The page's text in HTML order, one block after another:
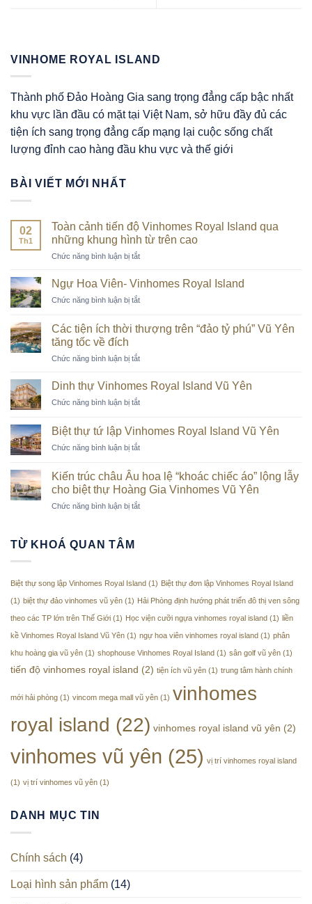
VINHOME ROYAL ISLAND
Thành phố Đảo Hoàng Gia sang trọng đẳng cấp bậc nhất
khu vực lần đầu có mặt tại Việt Nam, sở hữu đầy đủ các
tiện ích sang trọng đẳng cấp mạng lại cuộc sống chất
lượng đỉnh cao hàng đầu khu vực và thế giới
BÀI VIẾT MỚI NHẤT
02
Th1
Toàn cảnh tiến độ Vinhomes Royal Island qua
những khung hình từ trên cao
Chức năng bình luận bị tắtở
cảnh
độ
Royal
những
hình
Ngự Hoa Viên- Vinhomes Royal Island
Chức năng bình luận bị tắtở
Hoa
Viên-
Royal
Các tiện ích thời thượng trên “đảo tỷ phú” Vũ Yên
tăng tốc về đích
Chức năng bình luận bị tắtở
thời
trên
tỷ
Vũ
Yên
tốc
Dinh thự Vinhomes Royal Island Vũ Yên
Chức năng bình luận bị tắtở
thự
Vinhomes
Royal
Vũ
Yên
Biệt thự tứ lập Vinhomes Royal Island Vũ Yên
Chức năng bình luận bị tắtở
thự
tứ
lập
Vinhomes
Kiến trúc châu Âu hoa lệ “khoác chiếc áo” lộng lẫy
cho biệt thự Hoàng Gia Vinhomes Vũ Yên
Chức năng bình luận bị tắtở
“khoác
chiếc
lộng
lẫy
thự
Gia
Vũ
Yên
TỪ KHOÁ QUAN TÂM
Biệt thự song lập Vinhomes Royal Island (1) Biệt thự đơn lập Vinhomes Royal Island
(1) biệt thự đảo vinhomes vũ yên (1) Hải Phòng định hướng phát triển đô thị ven sông
theo các TP lớn trên Thế Giới (1) Học viện cưỡi ngựa vinhomes royal island (1) liền
kề Vinhomes Royal Island Vũ Yên (1) ngự hoa viên vinhomes royal island (1) phân
khu hoàng gia vũ yên (1) shophouse Vinhomes Royal Island (1) sân golf vũ yên (1)
tiến độ vinhomes royal island (2) tiện ích vũ yên (1) trung tâm hành chính
mới hải phòng (1) vincom mega mall vũ yên (1) vinhomes
royal island (22) vinhomes royal island vũ yên (2)
vinhomes vũ yên (25) vị trí vinhomes royal island
(1) vị trí vinhomes vũ yên (1)
DANH MỤC TIN
Chính sách (4)
Loại hình sản phẩm (14)